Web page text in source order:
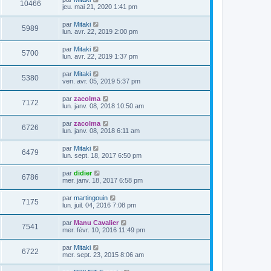
e
s
s
a
g
e
i
e
r
m
e
s
s
a
g
e
10466V
u
e
i
e
r
m
e
s
s
a
g
e
jeu. mai 21, 2020 1:41 pm
5989
u
D
e
i
e
r
m
e
s
s
a
g
e
par Mitaki
lun. avr. 22, 2019 2:00 pm
5700V
u
D
e
i
e
r
m
e
s
s
a
g
e
par Mitaki
lun. avr. 22, 2019 1:37 pm
5380V
u
D
e
i
e
r
m
e
s
s
a
g
e
par Mitaki
ven. avr. 05, 2019 5:37 pm
7172
u
D
e
i
e
r
m
e
s
s
a
g
e
par zacolma
lun. janv. 08, 2018 10:50 am
6726
u
D
e
i
e
r
m
e
s
s
a
g
e
par zacolma
lun. janv. 08, 2018 6:11 am
6479
u
D
e
i
e
r
m
e
s
s
a
g
e
par Mitaki
lun. sept. 18, 2017 6:50 pm
6786
u
D
e
i
e
r
m
e
s
s
a
g
e
par didier
mer. janv. 18, 2017 6:58 pm
7175
u
D
e
i
e
r
m
e
s
par martingouin
lun. juil. 04, 2016 7:08 pm
7541
u
D
e
i
e
r
par Manu Cavalier
mer. févr. 10, 2016 11:49 pm
6722
u
D
e
par Mitaki
mer. sept. 23, 2015 8:06 am